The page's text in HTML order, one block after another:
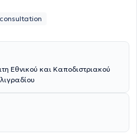
Εθνικού και Καποδιστριακού